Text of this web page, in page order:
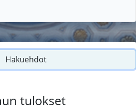
Hakuehdot
tulokset